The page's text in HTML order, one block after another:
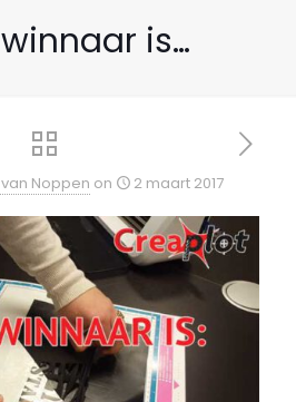
is…
Noppen on 2 maart 2017